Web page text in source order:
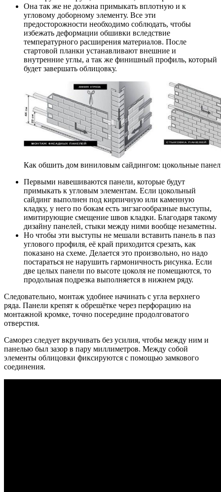
Она так же не должна примыкать вплотную и к
угловому доборному элементу. Все эти
предосторожности необходимо соблюдать, чтобы
избежать деформации обшивки вследствие
температурного расширения материалов. После
стартовой планки устанавливают внешние и
внутренние углы, а так же финишный профиль, который
будет завершать облицовку.
Как обшить дом виниловым сайдингом: цокольные
Первыми навешиваются панели, которые будут
примыкать к угловым элементам. Если цокольный
сайдинг выполнен под кирпичную или каменную
кладку, у него по бокам есть зигзагообразные выступы,
имитирующие смещение швов кладки. Благодаря такому
дизайну панелей, стыки между ними вообще незаметны.
Но чтобы эти выступы не мешали вставить панель в паз
углового профиля, её край приходится срезать, как
показано на схеме. Делается это произвольно, но надо
постараться не нарушить гармоничность рисунка. Если
две целых панели по высоте цоколя не помещаются, то
продольная подрезка выполняется в нижнем ряду.
Следовательно, монтаж удобнее начинать с угла верхнего
ряда. Панели крепят к обрешётке через перфорацию на
монтажной кромке, точно посередине продолговатого
отверстия.
Саморез следует вкручивать без усилия, чтобы между ним и
панелью был зазор в пару миллиметров. Между собой
элементы облицовки фиксируются с помощью замкового
соединения.